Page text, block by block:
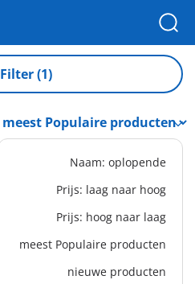
Filter (1)
Naam: oplopende
Prijs: laag naar hoog
Prijs: hoog naar laag
meest Populaire producten
nieuwe producten
71809 - Roadtrip met
cabrio
24,99 €